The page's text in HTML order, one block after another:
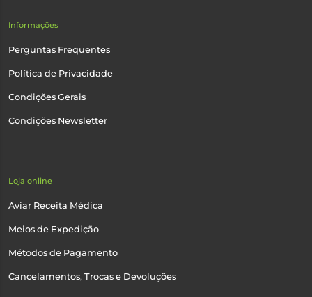
Informações
Perguntas Frequentes
Política de Privacidade
Condições Gerais
Condições Newsletter
Loja online
Aviar Receita Médica
Meios de Expedição
Métodos de Pagamento
Cancelamentos, Trocas e Devoluções